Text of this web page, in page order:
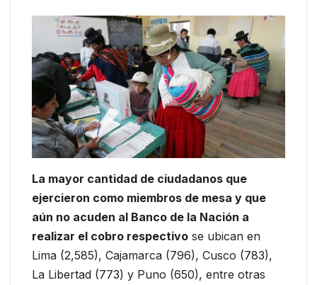
La mayor cantidad de ciudadanos que
ejercieron como miembros de mesa y que
aún no acuden al Banco de la Nación a
realizar el cobro respectivo se ubican en
Lima (2,585), Cajamarca (796), Cusco (783),
La Libertad (773) y Puno (650), entre otras